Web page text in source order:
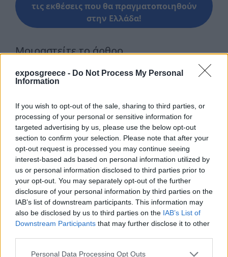
exposgreece - Do Not Process My Personal
Information
If you wish to opt-out of the sale, sharing to third parties, or
processing of your personal or sensitive information for
targeted advertising by us, please use the below opt-out
section to confirm your selection. Please note that after your
opt-out request is processed you may continue seeing
interest-based ads based on personal information utilized by
us or personal information disclosed to third parties prior to
your opt-out. You may separately opt-out of the further
disclosure of your personal information by third parties on the
IAB’s list of downstream participants. This information may
also be disclosed by us to third parties on the IAB’s List of
Downstream Participants that may further disclose it to other
Personal Data Processing Opt Outs
τις εκθέσεις που θα πραγματοποιηθούν
στην Ελλάδα!
Μοιραστείτε το άρθρο
Facebook